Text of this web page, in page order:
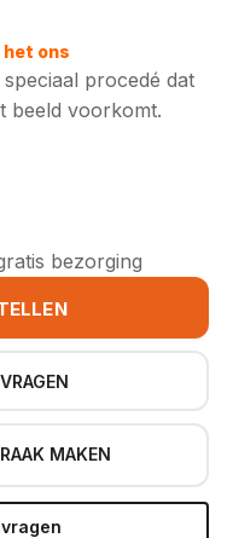
het ons
procedé dat
beeld voorkomt.
bezorging
MAKEN